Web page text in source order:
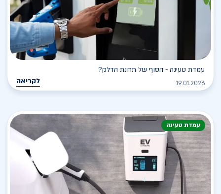
עמדת טעינה - הסוף של תחנת הדלק?
19.01.2026 לקריאה
עמדת טעינה